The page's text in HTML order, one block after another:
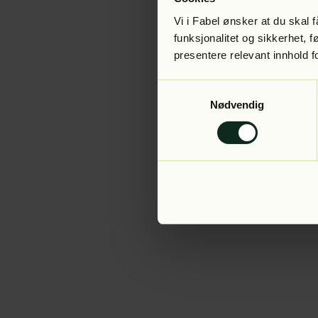
Vi i Fabel ønsker at du skal
funksjonalitet og sikkerhet,
presentere relevant innhold
Nødvendig
Application